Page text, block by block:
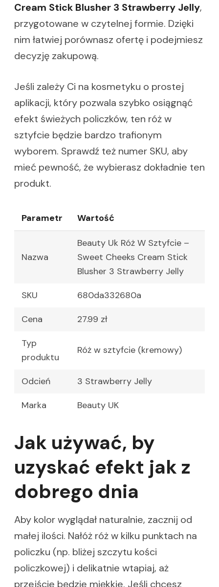
Cream Stick Blusher 3 Strawberry Jelly,
przygotowane w czytelnej formie. Dzięki
nim łatwiej porównasz ofertę i podejmiesz
decyzję zakupową.
Jeśli zależy Ci na kosmetyku o prostej
aplikacji, który pozwala szybko osiągnąć
efekt świeżych policzków, ten róż w
sztyfcie będzie bardzo trafionym
wyborem. Sprawdź też numer SKU, aby
mieć pewność, że wybierasz dokładnie ten
produkt.
Parametr Wartość
Nazwa
Beauty Uk Róż W Sztyfcie –
Sweet Cheeks Cream Stick
Blusher 3 Strawberry Jelly
SKU 680da332680a
Cena 27.99 zł
Typ
produktu
Róż w sztyfcie (kremowy)
Odcień 3 Strawberry Jelly
Marka Beauty UK
Jak używać, by
uzyskać efekt jak z
dobrego dnia
Aby kolor wyglądał naturalnie, zacznij od
małej ilości. Nałóż róż w kilku punktach na
policzku (np. bliżej szczytu kości
policzkowej) i delikatnie wtapiaj, aż
przejście będzie miękkie. Jeśli chcesz